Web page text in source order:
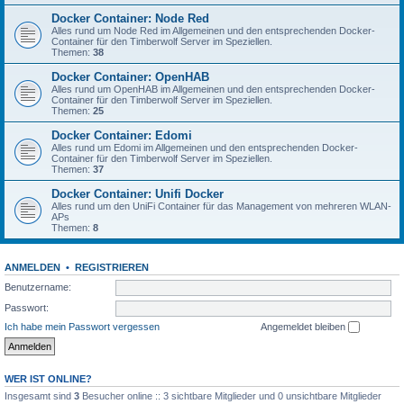
Docker Container: Node Red
Alles rund um Node Red im Allgemeinen und den entsprechenden Docker-
Container für den Timberwolf Server im Speziellen.
Themen: 38
Docker Container: OpenHAB
Alles rund um OpenHAB im Allgemeinen und den entsprechenden Docker-
Container für den Timberwolf Server im Speziellen.
Themen: 25
Docker Container: Edomi
Alles rund um Edomi im Allgemeinen und den entsprechenden Docker-
Container für den Timberwolf Server im Speziellen.
Themen: 37
Docker Container: Unifi Docker
Alles rund um den UniFi Container für das Management von mehreren WLAN-
APs
Themen: 8
ANMELDEN • REGISTRIEREN
Benutzername:
Passwort:
Ich habe mein Passwort vergessen
Angemeldet bleiben
WER IST ONLINE?
Insgesamt sind 3 Besucher online :: 3 sichtbare Mitglieder und 0 unsichtbare Mitglieder